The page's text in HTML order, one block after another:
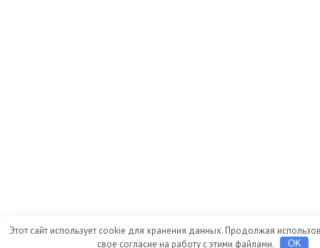
Этот сайт использует cookie для хранения данных. Продолжая
свое согласие на работу с этими файлами.
OK